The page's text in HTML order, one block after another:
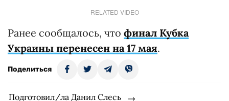
RELATED VIDEO
Ранее сообщалось, что финал Кубка
Украины перенесен на 17 мая.
Поделиться
Подготовил/ла Данил Слесь